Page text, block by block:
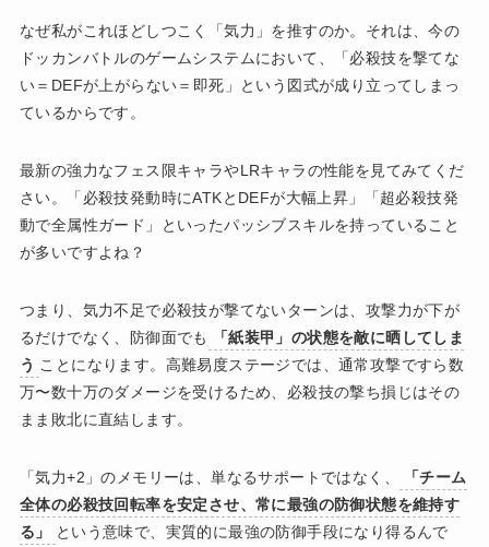
なぜ私がこれほどしつこく「気力」を推すのか。それは、今の
ドッカンバトルのゲームシステムにおいて、「必殺技を撃てな
い＝DEFが上がらない＝即死」という図式が成り立ってしまっ
ているからです。
最新の強力なフェス限キャラやLRキャラの性能を見てみてくだ
さい。「必殺技発動時にATKとDEFが大幅上昇」「超必殺技発
動で全属性ガード」といったパッシブスキルを持っていること
が多いですよね？
つまり、気力不足で必殺技が撃てないターンは、攻撃力が下が
るだけでなく、防御面でも
「紙装甲」の状態を敵に晒してしま
う ことになります。高難易度ステージでは、通常攻撃ですら数
万〜数十万のダメージを受けるため、必殺技の撃ち損じはその
まま敗北に直結します。
「気力+2」のメモリーは、単なるサポートではなく、
「チーム
全体の必殺技回転率を安定させ、常に最強の防御状態を維持す
る」
という意味で、実質的に最強の防御手段になり得るんで